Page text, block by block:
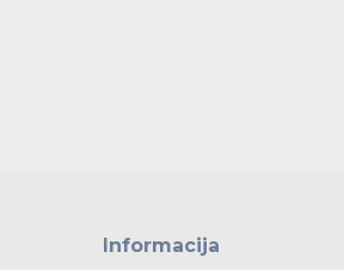
Informacija